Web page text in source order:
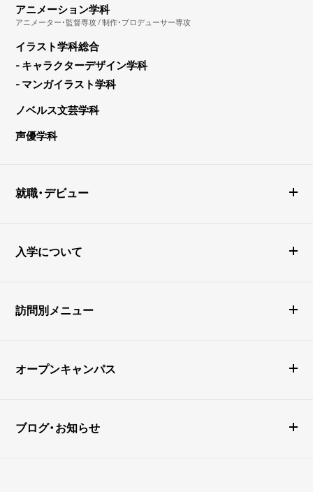
アニメーション学科
アニメーター・監督専攻 / 制作・プロデューサー専攻
イラスト学科総合
- キャラクターデザイン学科
- マンガイラスト学科
ノベルス文芸学科
声優学科
就職・デビュー
入学について
訪問別メニュー
オープンキャンパス
ブログ・お知らせ